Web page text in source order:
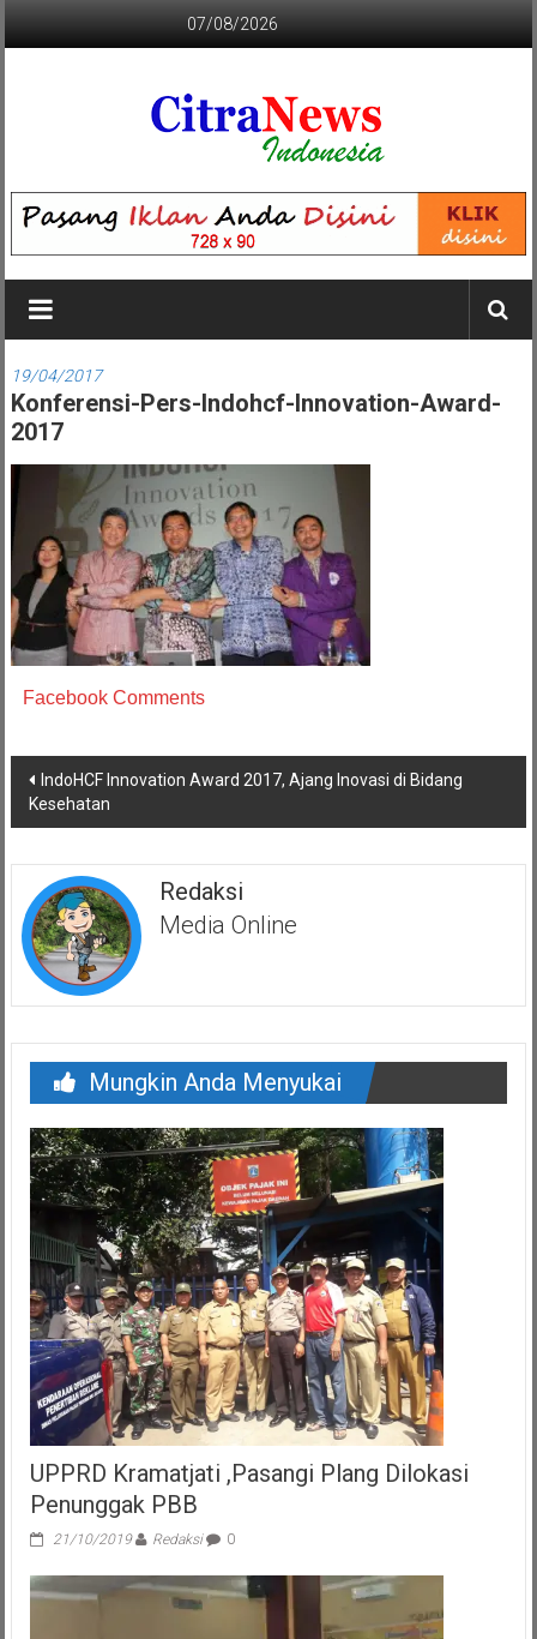
07/08/2026
CITRANEWS
INDONESIA
BERANI
DAN
KRISTIS
19/04/2017
Konferensi-Pers-Indohcf-Innovation-Award-
2017
Facebook Comments
Navigasi
pos
IndoHCF Innovation Award 2017, Ajang Inovasi di Bidang
Kesehatan
Redaksi
Media Online
Mungkin Anda Menyukai
UPPRD Kramatjati ,Pasangi Plang Dilokasi
Penunggak PBB
21/10/2019 Redaksi 0